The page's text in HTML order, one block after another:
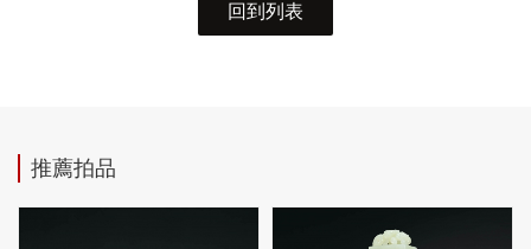
回到列表
推薦拍品